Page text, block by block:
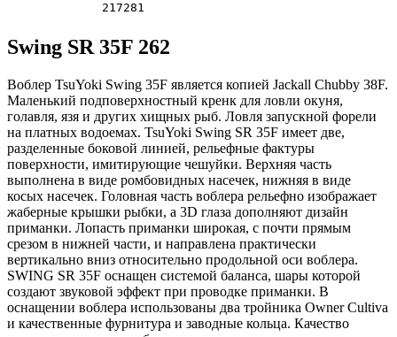
217281
Swing SR 35F 262
Воблер TsuYoki Swing 35F является копией Jackall Chubby 38F.
Маленький подповерхностный кренк для ловли окуня,
голавля, язя и других хищных рыб. Ловля запускной форели
на платных водоемах. TsuYoki Swing SR 35F имеет две,
разделенные боковой линией, рельефные фактуры
поверхности, имитирующие чешуйки. Верхняя часть
выполнена в виде ромбовидных насечек, нижняя в виде
косых насечек. Головная часть воблера рельефно изображает
жаберные крышки рыбки, а 3D глаза дополняют дизайн
приманки. Лопасть приманки широкая, с почти прямым
срезом в нижней части, и направлена практически
вертикально вниз относительно продольной оси воблера.
SWING SR 35F оснащен системой баланса, шары которой
создают звуковой эффект при проводке приманки. В
оснащении воблера использованы два тройника Owner Cultiva
и качественные фурнитура и заводные кольца. Качество